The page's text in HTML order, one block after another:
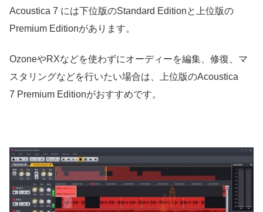
Acoustica 7 には下位版のStandard Editionと上位版の
Premium Editionがあります。
OzoneやRXなどを使わずにオーディーを編集、修復、マ
スタリングなどを行いたい場合は、上位版のAcoustica
7 Premium Editionがおすすめです。